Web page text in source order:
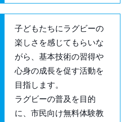
子どもたちにラグビーの
楽しさを感じてもらいな
がら、基本技術の習得や
心身の成長を促す活動を
目指します。
ラグビーの普及を目的
に、市民向け無料体験教